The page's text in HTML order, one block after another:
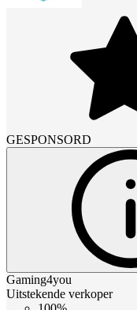
GESPONSORD
Gaming4you
Uitstekende verkoper